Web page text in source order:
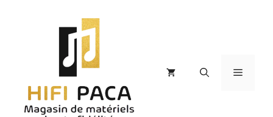
Menu